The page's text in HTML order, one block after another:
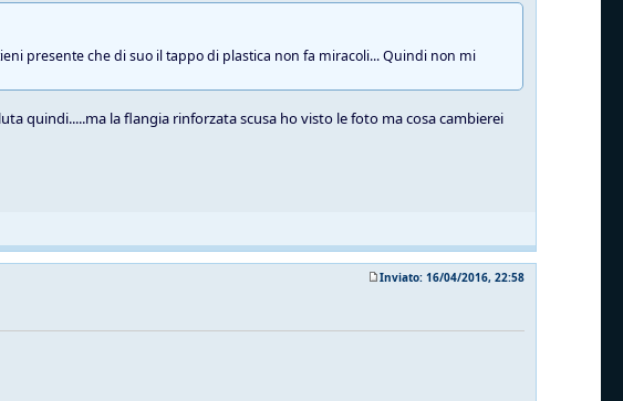
presente che di suo il tappo di plastica non fa miracoli... Quindi non mi
quindi.....ma la flangia rinforzata scusa ho visto le foto ma cosa cambierei
Inviato: 16/04/2016, 22:58